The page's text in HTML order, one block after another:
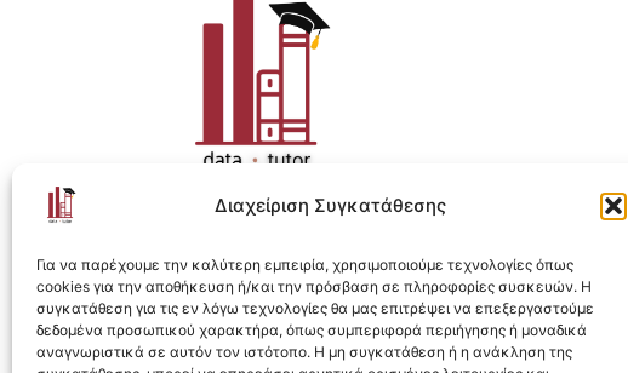
Διαχείριση Συγκατάθεσης
Για να παρέχουμε την καλύτερη εμπειρία, χρησιμοποιούμε τεχνολογίες όπως
cookies για την αποθήκευση ή/και την πρόσβαση σε πληροφορίες συσκευών. Η
συγκατάθεση για τις εν λόγω τεχνολογίες θα μας επιτρέψει να επεξεργαστούμε
δεδομένα προσωπικού χαρακτήρα, όπως συμπεριφορά περιήγησης ή μοναδικά
αναγνωριστικά σε αυτόν τον ιστότοπο. Η μη συγκατάθεση ή η ανάκληση της
Η ολοκληρωμένη e-learning λύση για Data Analytics.